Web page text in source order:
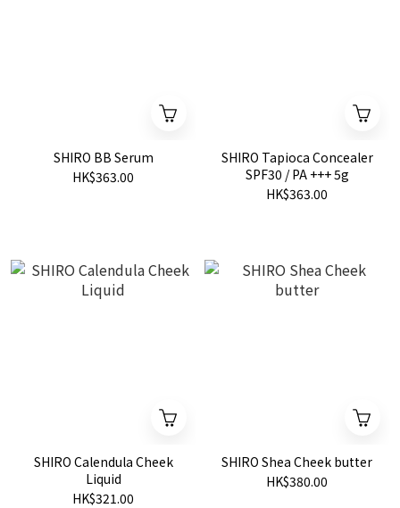
SHIRO BB Serum
HK$363.00
SHIRO Tapioca Concealer
SPF30 / PA +++ 5g
HK$363.00
SHIRO Calendula Cheek
Liquid
HK$321.00
SHIRO Shea Cheek butter
HK$380.00